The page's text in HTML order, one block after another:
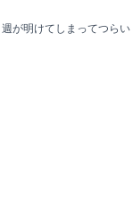
が明けてしまってつらい